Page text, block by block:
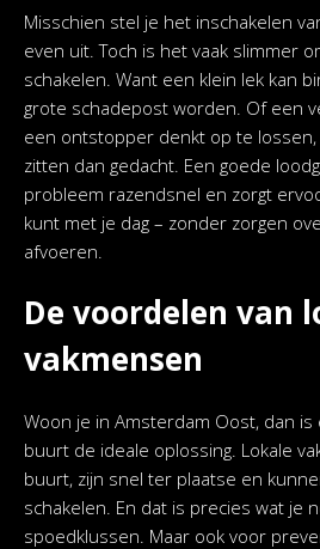
Misschien stel je het inschakelen
even uit. Toch is het vaak slimmer
schakelen. Want een klein lek kan
grote schadepost worden. Of een
een ontstopper denkt op te
zitten dan gedacht. Een goede
probleem razendsnel en zorgt
kunt met je dag – zonder zorgen
afvoeren.
De voordelen van
vakmensen
Woon je in Amsterdam Oost, dan
buurt de ideale oplossing. Lokale
buurt, zijn snel ter plaatse en
schakelen. En dat is precies wat je
spoedklussen. Maar ook voor